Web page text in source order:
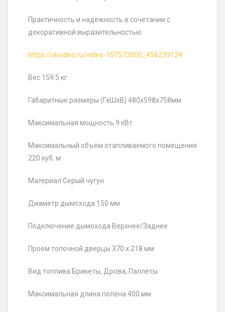
Практичность и надёжность в сочетании с
декоративной выразительностью
https://vkvideo.ru/video-107573000_456239124
Вес 159.5 кг
Габаритные размеры (ГхШхВ) 480х598х758мм
Максимальная мощность 9 кВт
Максимальный объём отапливаемого помещения
220 куб. м
Материал Серый чугун
Диаметр дымохода 150 мм
Подключение дымохода Верхнее/Заднее
Проем топочной дверцы 370 х 218 мм
Вид топлива Брикеты, Дрова, Паллеты
Максимальная длина полена 400 мм